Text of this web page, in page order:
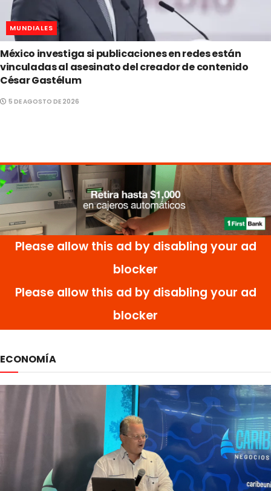
MUNDIALES
México investiga si publicaciones en redes están
vinculadas al asesinato del creador de contenido
César Gastélum
5 DE AGOSTO DE 2026
ECONOMÍA